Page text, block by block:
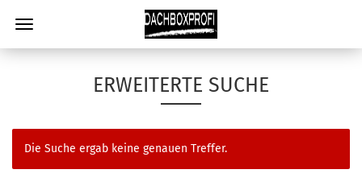
ERWEITERTE SUCHE
Die Suche ergab keine genauen Treffer.